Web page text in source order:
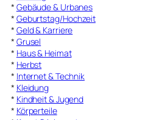
* Gebäude & Urbanes
* Geburtstag/Hochzeit
* Geld & Karriere
* Grusel
* Haus & Heimat
* Herbst
* Internet & Technik
* Kleidung
* Kindheit & Jugend
* Körperteile